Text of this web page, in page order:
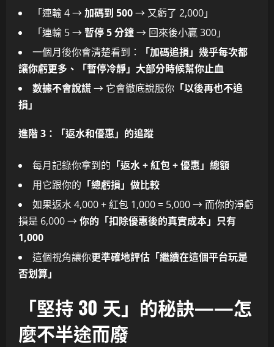
「連輸 4 →加碼到 500→ 又虧了 2,000」
「連輸 5 →暫停 5 分鐘→ 回來後小贏 300」
一個月後你會清楚看到：
「加碼追損」幾乎每次都
讓你虧更多、「暫停冷靜」大部分時候幫你止血
數據不會說謊→ 它會徹底說服你 「以後再也不追
損」
進階 3：「返水和優惠」的追蹤
每月記錄你拿到的 「返水 + 紅包 + 優惠」總額
用它跟你的 「總虧損」做比較
如果返水 4,000 + 紅包 1,000 = 5,000 → 而你的淨虧
損是 6,000 →你的「扣除優惠後的真實成本」只有
1,000
這個視角讓你更準確地評估「繼續在這個平台玩是
否划算」
「堅持 30 天」的秘訣——怎
麼不半途而廢